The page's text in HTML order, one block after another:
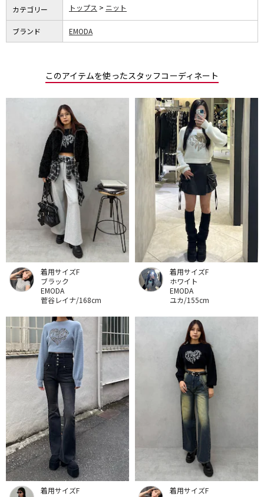
カテゴリー トップス ニット
ブランド EMODA
このアイテムを使ったスタッフコーディネート
着用サイズF
ブラック
EMODA
菅谷レイナ/168cm
着用サイズF
ホワイト
EMODA
ユカ/155cm
着用サイズF
着用サイズF